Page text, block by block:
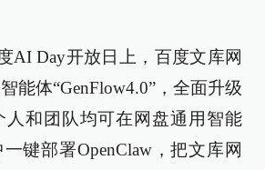
AI Day开放日上，百度文库网
能体“GenFlow4.0”，全面升级
人和团队均可在网盘通用智能
键部署OpenClaw，把文库网